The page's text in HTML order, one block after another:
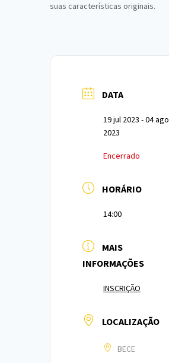
suas características originais.
DATA
19 jul 2023 - 04 ago
2023
Encerrado
HORÁRIO
14:00
MAIS
INFORMAÇÕES
INSCRIÇÃO
LOCALIZAÇÃO
BECE